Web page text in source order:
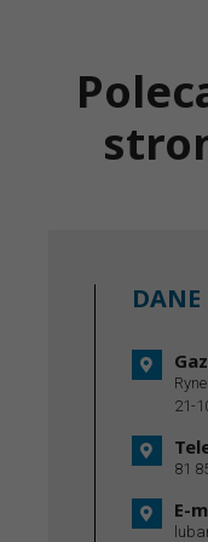
21-
81
E-